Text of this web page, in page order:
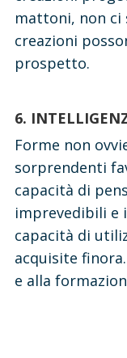
mattoni, non ci
creazioni
prospetto.
6.
Forme non
sorprendenti
capacità di
imprevedibili e
capacità di
acquisite
e alla